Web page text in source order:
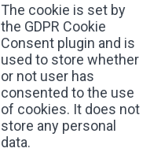
The cookie is set by
the GDPR Cookie
Consent plugin and is
used to store whether
or not user has
consented to the use
of cookies. It does not
store any personal
data.